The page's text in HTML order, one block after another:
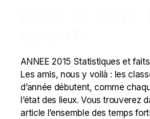
ANNEE 2015 Statistiques et
Les amis, nous y voilà : les
d’année débutent, comme
l’état des lieux. Vous trouverez
article l’ensemble des temps